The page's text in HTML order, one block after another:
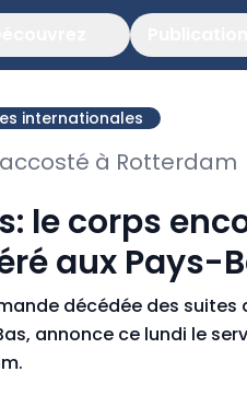
internationales
à Rotterdam
le corps
aux Pays-
décédée des
annonce ce lundi le